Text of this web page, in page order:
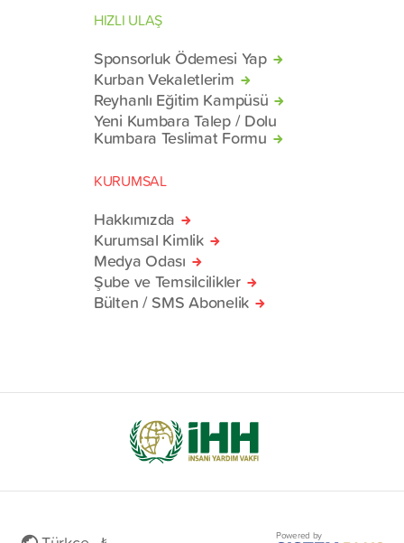
HIZLI ULAŞ
Sponsorluk Ödemesi Yap
Kurban Vekaletlerim
Reyhanlı Eğitim Kampüsü
Yeni Kumbara Talep / Dolu
Kumbara Teslimat Formu
KURUMSAL
Hakkımızda
Kurumsal Kimlik
Medya Odası
Şube ve Temsilcilikler
Bülten / SMS Abonelik
Powered by